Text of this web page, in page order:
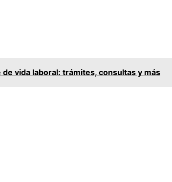
vida laboral: trámites, consultas y más